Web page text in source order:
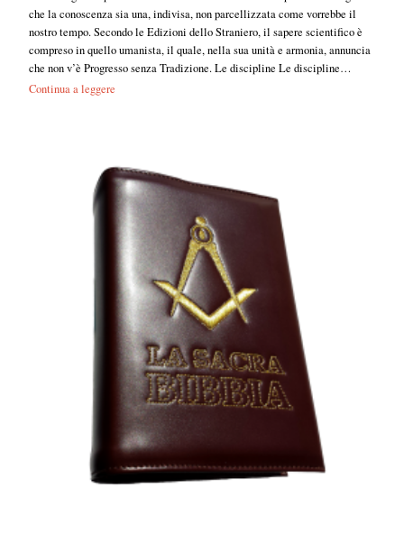
che la conoscenza sia una, indivisa, non parcellizzata come vorrebbe il
nostro tempo. Secondo le Edizioni dello Straniero, il sapere scientifico è
compreso in quello umanista, il quale, nella sua unità e armonia, annuncia
che non v’è Progresso senza Tradizione. Le discipline Le discipline…
Continua a leggere